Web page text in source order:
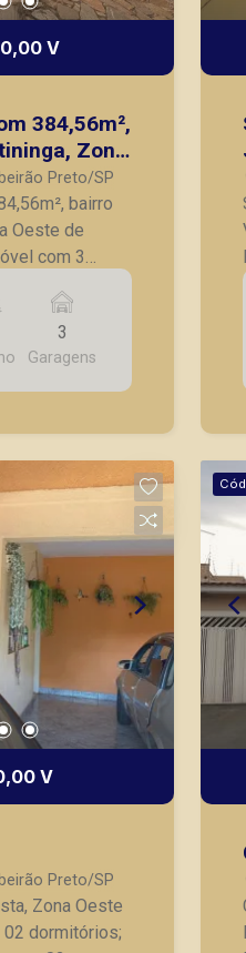
V
384,56m²,
Zona
SP.
Preto/SP
bairro
Oeste de
90m²; - 3
2 suítes; -
piso superior;
- Lavabo; -
Lavanderia; -
frutas; -
seus
segurança, em
prontos,
principais
Ribeirão
3
Garagens
V
Preto/SP
Zona Oeste